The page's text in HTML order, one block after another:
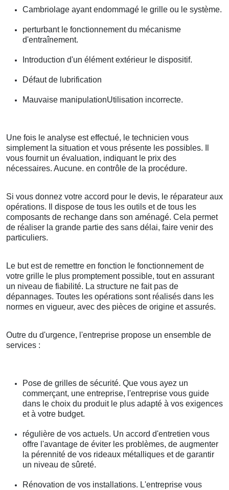
Cambriolage ayant endommagé le grille ou le système.
perturbant le fonctionnement du mécanisme
d'entraînement.
Introduction d'un élément extérieur le dispositif.
Défaut de lubrification
Mauvaise manipulationUtilisation incorrecte.
Une fois le analyse est effectué, le technicien vous
simplement la situation et vous présente les possibles. Il
vous fournit un évaluation, indiquant le prix des
nécessaires. Aucune. en contrôle de la procédure.
Si vous donnez votre accord pour le devis, le réparateur aux
opérations. Il dispose de tous les outils et de tous les
composants de rechange dans son aménagé. Cela permet
de réaliser la grande partie des sans délai, faire venir des
particuliers.
Le but est de remettre en fonction le fonctionnement de
votre grille le plus promptement possible, tout en assurant
un niveau de fiabilité. La structure ne fait pas de
dépannages. Toutes les opérations sont réalisés dans les
normes en vigueur, avec des pièces de origine et assurés.
Outre du d'urgence, l'entreprise propose un ensemble de
services :
Pose de grilles de sécurité. Que vous ayez un
commerçant, une entreprise, l'entreprise vous guide
dans le choix du produit le plus adapté à vos exigences
et à votre budget.
régulière de vos actuels. Un accord d'entretien vous
offre l'avantage de éviter les problèmes, de augmenter
la pérennité de vos rideaux métalliques et de garantir
un niveau de sûreté.
Rénovation de vos installations. L'entreprise vous